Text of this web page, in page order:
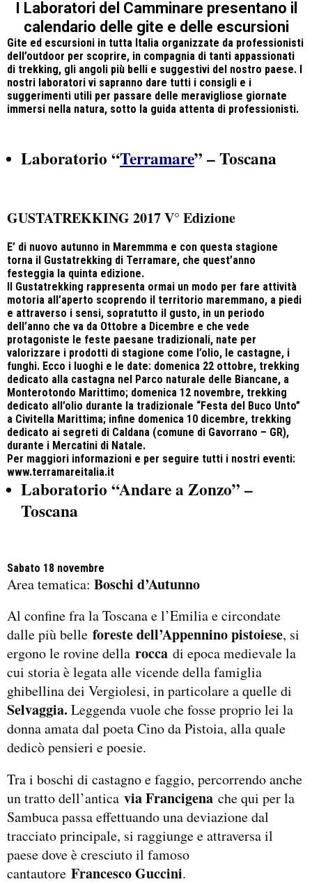
I Laboratori del Camminare presentano il
calendario delle gite e delle escursioni
Gite ed escursioni in tutta Italia organizzate da professionisti
dell’outdoor per scoprire, in compagnia di tanti appassionati
di trekking, gli angoli più belli e suggestivi del nostro paese. I
nostri laboratori vi sapranno dare tutti i consigli e i
suggerimenti utili per passare delle meravigliose giornate
immersi nella natura, sotto la guida attenta di professionisti.
Laboratorio “Terramare” – Toscana
GUSTATREKKING 2017 V° Edizione
E’ di nuovo autunno in Maremmma e con questa stagione
torna il Gustatrekking di Terramare, che quest’anno
festeggia la quinta edizione.
Il Gustatrekking rappresenta ormai un modo per fare attività
motoria all’aperto scoprendo il territorio maremmano, a piedi
e attraverso i sensi, sopratutto il gusto, in un periodo
dell’anno che va da Ottobre a Dicembre e che vede
protagoniste le feste paesane tradizionali, nate per
valorizzare i prodotti di stagione come l’olio, le castagne, i
funghi. Ecco i luoghi e le date: domenica 22 ottobre, trekking
dedicato alla castagna nel Parco naturale delle Biancane, a
Monterotondo Marittimo; domenica 12 novembre, trekking
dedicato all’olio durante la tradizionale “Festa del Buco Unto”
a Civitella Marittima; infine domenica 10 dicembre, trekking
dedicato ai segreti di Caldana (comune di Gavorrano – GR),
durante i Mercatini di Natale.
Per maggiori informazioni e per seguire tutti i nostri eventi:
www.terramareitalia.it
Laboratorio “Andare a Zonzo” –
Toscana
Sabato 18 novembre
Area tematica: Boschi d’Autunno
Al confine fra la Toscana e l’Emilia e circondate
dalle più belle foreste dell’Appennino pistoiese, si
ergono le rovine della rocca di epoca medievale la
cui storia è legata alle vicende della famiglia
ghibellina dei Vergiolesi, in particolare a quelle di
Selvaggia. Leggenda vuole che fosse proprio lei la
donna amata dal poeta Cino da Pistoia, alla quale
dedicò pensieri e poesie.
Tra i boschi di castagno e faggio, percorrendo anche
un tratto dell’antica via Francigena che qui per la
Sambuca passa effettuando una deviazione dal
tracciato principale, si raggiunge e attraversa il
paese dove è cresciuto il famoso
cantautore Francesco Guccini.